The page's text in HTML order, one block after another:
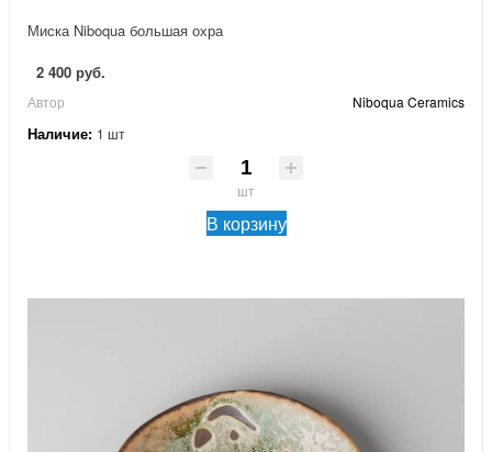
Миска Niboqua большая охра
2 400 руб.
Автор Niboqua Ceramics
Наличие: 1 шт
шт
В корзину